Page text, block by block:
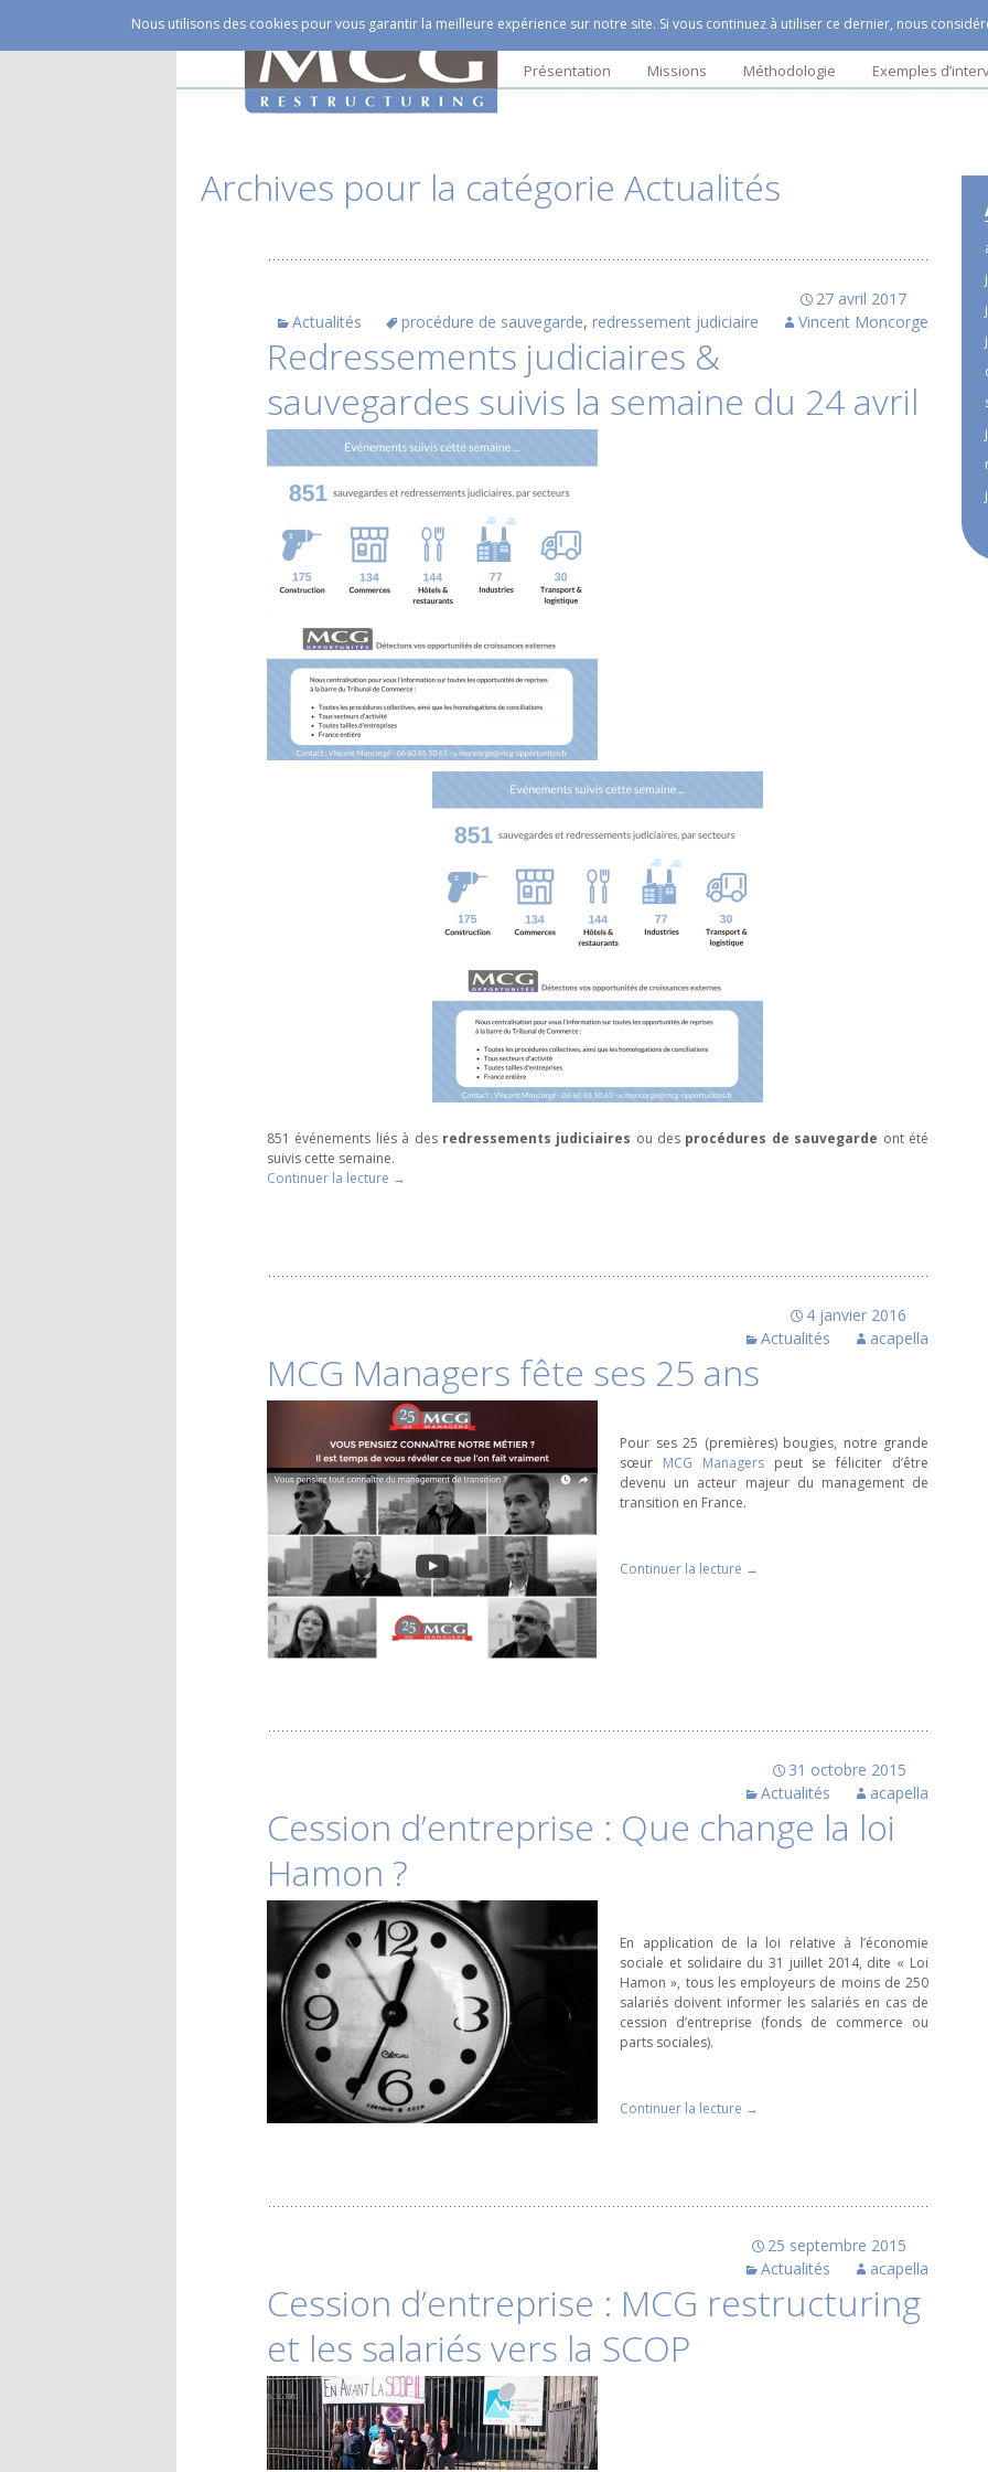
MCG Restructuring
Cabinet Eric Galdéano
Aller
Présentation Missions
Acquérir une entreprise en
difficulté
Méthodologie Exemples
Archives pour la catégorie Actualités
27 avril 2017
Actualités
procédure de sauvegarde, redressement judiciaire Vincent Moncorge
Redressements judiciaires &
sauvegardes suivis la semaine du 24 avril
851 événements liés à des redressements judiciaires ou des procédures de sauvegarde ont été
suivis cette semaine.
Continuer la lecture de
→
4 janvier 2016
Actualités
acapella
MCG Managers fête ses 25 ans
Pour ses 25 (premières) bougies, notre grande
sœur MCG Managerspeut se féliciter d’être
devenu un acteur majeur du management de
transition en France.
Continuer la lecture de
→
31 octobre 2015
Actualités
acapella
Cession d’entreprise : Que change la loi
Hamon ?
En application de la loi relative à l’économie
sociale et solidaire du 31 juillet 2014, dite « Loi
Hamon », tous les employeurs de moins de 250
salariés doivent informer les salariés en cas de
cession d’entreprise (fonds de commerce ou
parts sociales).
Continuer la lecture de
→
25 septembre 2015
Actualités
acapella
Cession d’entreprise : MCG restructuring
et les salariés vers la SCOP
Nous utilisons des cookies pour vous garantir la meilleure expérience sur notre site. Si vous continuez à utiliser ce dernier, nous